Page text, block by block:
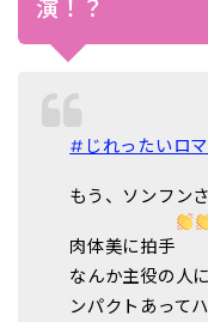
演！？
#じれったいロ
もう、ソンフン
肉体美に拍手
なんか主役の人
ンパクトあって